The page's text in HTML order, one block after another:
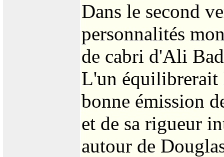
Dans le second
personnalités
de cabri d'Ali
L'un équilibrerait
bonne émission
et de sa rigueur
autour de